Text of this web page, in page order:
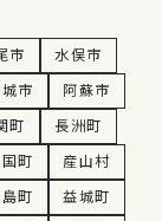
市
水俣市
市
阿蘇市
町
長洲町
町
産山村
町
益城町